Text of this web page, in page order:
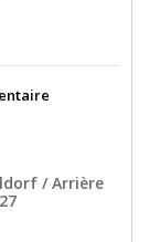
/ Arrière